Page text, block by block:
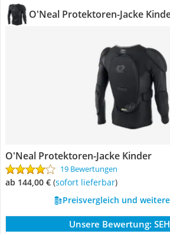
O'Neal Protektoren-Jacke
O'Neal Protektoren-Jacke Kinder
19 Bewertungen
ab 144,00 € ( Sofort lieferbar)
Preisvergleich und
Unsere Bewertung: